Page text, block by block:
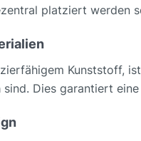
platziert werden
Kunststoff,
Dies garantiert